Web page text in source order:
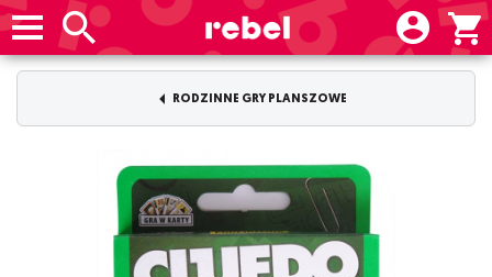
RODZINNE GRY PLANSZOWE